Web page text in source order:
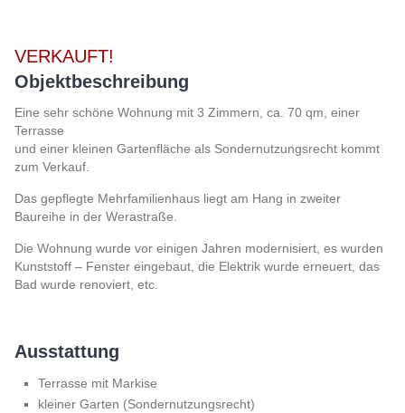
VERKAUFT!
Objektbeschreibung
Eine sehr schöne Wohnung mit 3 Zimmern, ca. 70 qm, einer
Terrasse
und einer kleinen Gartenfläche als Sondernutzungsrecht kommt
zum Verkauf.
Das gepflegte Mehrfamilienhaus liegt am Hang in zweiter
Baureihe in der Werastraße.
Die Wohnung wurde vor einigen Jahren modernisiert, es wurden
Kunststoff – Fenster eingebaut, die Elektrik wurde erneuert, das
Bad wurde renoviert, etc.
Ausstattung
Terrasse mit Markise
kleiner Garten (Sondernutzungsrecht)